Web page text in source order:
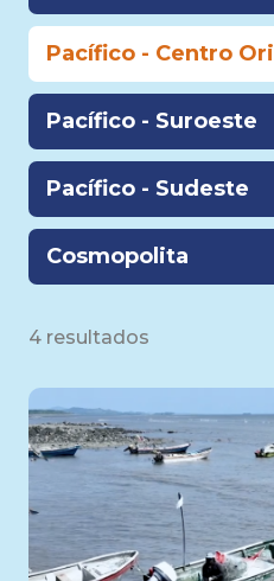
Pacífico - Centro
Pacífico - Suroeste
Pacífico - Sudeste
Cosmopolita
4 resultados